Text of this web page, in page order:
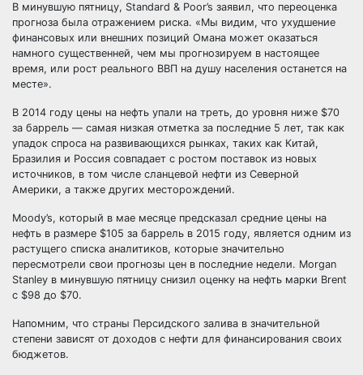
В минувшую пятницу, Standard & Poor’s заявил, что переоценка
прогноза была отражением риска. «Мы видим, что ухудшение
финансовых или внешних позиций Омана может оказаться
намного существенней, чем мы прогнозируем в настоящее
время, или рост реального ВВП на душу населения останется на
месте».
В 2014 году цены на нефть упали на треть, до уровня ниже $70
за баррель — самая низкая отметка за последние 5 лет, так как
упадок спроса на развивающихся рынках, таких как Китай,
Бразилия и Россия совпадает с ростом поставок из новых
источников, в том числе сланцевой нефти из Северной
Америки, а также других месторождений.
Moody’s, который в мае месяце предсказал средние цены на
нефть в размере $105 за баррель в 2015 году, является одним из
растущего списка аналитиков, которые значительно
пересмотрели свои прогнозы цен в последние недели. Morgan
Stanley в минувшую пятницу снизил оценку на нефть марки Brent
с $98 до $70.
Напомним, что страны Персидского залива в значительной
степени зависят от доходов с нефти для финансирования своих
бюджетов.